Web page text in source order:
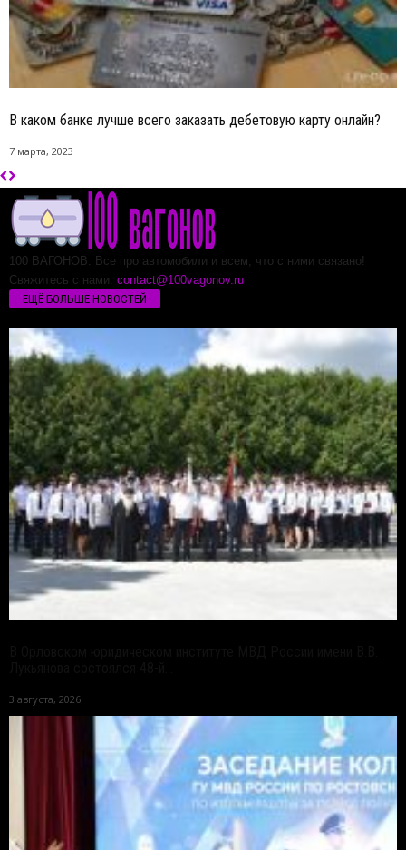
В каком банке лучше всего заказать дебетовую карту онлайн?
7 марта, 2023
100 ВАГОНОВ. Все про автомобили и всем, что с ними связано!
Свяжитесь с нами: contact@100vagonov.ru
ЕЩЁ БОЛЬШЕ НОВОСТЕЙ
3 августа, 2026